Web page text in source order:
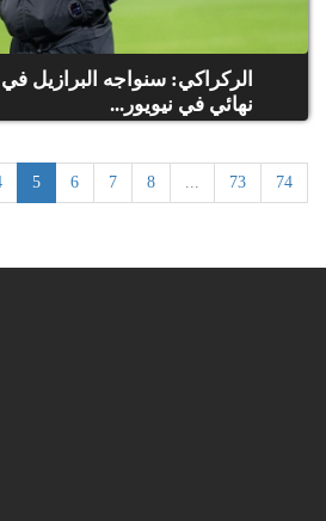
الركراكي: سنواجه البرازيل في
نهائي في نيويور...
5 6 7 8 ... 73 74